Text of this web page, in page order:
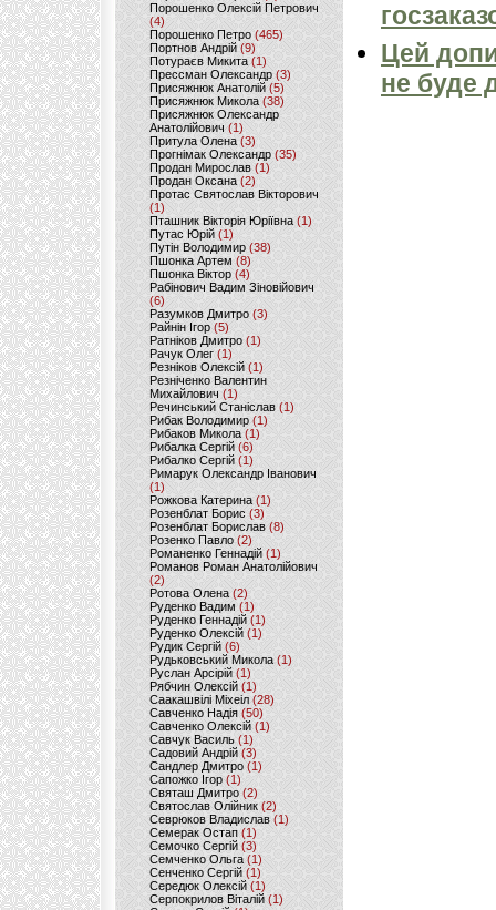
Порошенко Олексій Петрович
(4)
Порошенко Петро (465)
Портнов Андрій (9)
Потураєв Микита(1)
Прессман Олександр(3)
Присяжнюк Анатолій (5)
Присяжнюк Микола (38)
Присяжнюк Олександр
Анатолійович (1)
Притула Олена (3)
Прогнімак Олександр(35)
Продан Мирослав(1)
Продан Оксана (2)
Протас Святослав Вікторович
(1)
Пташник Вікторія Юріївна (1)
Путас Юрій (1)
Путін Володимир(38)
Пшонка Артем (8)
Пшонка Віктор(4)
Рабінович Вадим Зіновійович
(6)
Разумков Дмитро (3)
Райнін Ігор(5)
Ратніков Дмитро (1)
Рачук Олег (1)
Резніков Олексій(1)
Резніченко Валентин
Михайлович (1)
Речинський Станіслав (1)
Рибак Володимир(1)
Рибаков Микола(1)
Рибалка Сергій (6)
Рибалко Сергій (1)
Римарук Олександр Іванович
(1)
Рожкова Катерина(1)
Розенблат Борис (3)
Розенблат Борислав (8)
Розенко Павло (2)
Романенко Геннадій (1)
Романов Роман Анатолійович
(2)
Ротова Олена(2)
Руденко Вадим (1)
Руденко Геннадій (1)
Руденко Олексій(1)
Рудик Сергій(6)
Рудьковський Микола (1)
Руслан Арсірій(1)
Рябчин Олексій (1)
Саакашвілі Міхеіл(28)
Савченко Надія (50)
Савченко Олексій(1)
Савчук Василь (1)
Садовий Андрій (3)
Сандлер Дмитро(1)
Сапожко Ігор(1)
Святаш Дмитро (2)
Святослав Олійник (2)
Севрюков Владислав (1)
Семерак Остап (1)
Семочко Сергій (3)
Семченко Ольга (1)
Сенченко Сергій(1)
Середюк Олексій(1)
Серпокрилов Віталій(1)
Цей
не буде